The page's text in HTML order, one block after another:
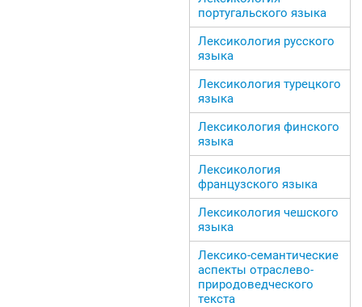
португальского языка
Лексикология русского
языка
Лексикология турецкого
языка
Лексикология финского
языка
Лексикология
французского языка
Лексикология чешского
языка
Лексико-семантические
аспекты отраслево-
природоведческого
текста